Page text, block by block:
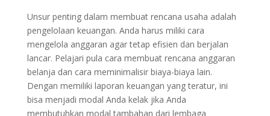
Unsur penting dalam membuat rencana usaha adalah
pengelolaan keuangan. Anda harus miliki cara
mengelola anggaran agar tetap efisien dan berjalan
lancar. Pelajari pula cara membuat rencana anggaran
belanja dan cara meminimalisir biaya-biaya lain.
Dengan memiliki laporan keuangan yang teratur, ini
bisa menjadi modal Anda kelak jika Anda
membutuhkan modal tambahan dari lembaga